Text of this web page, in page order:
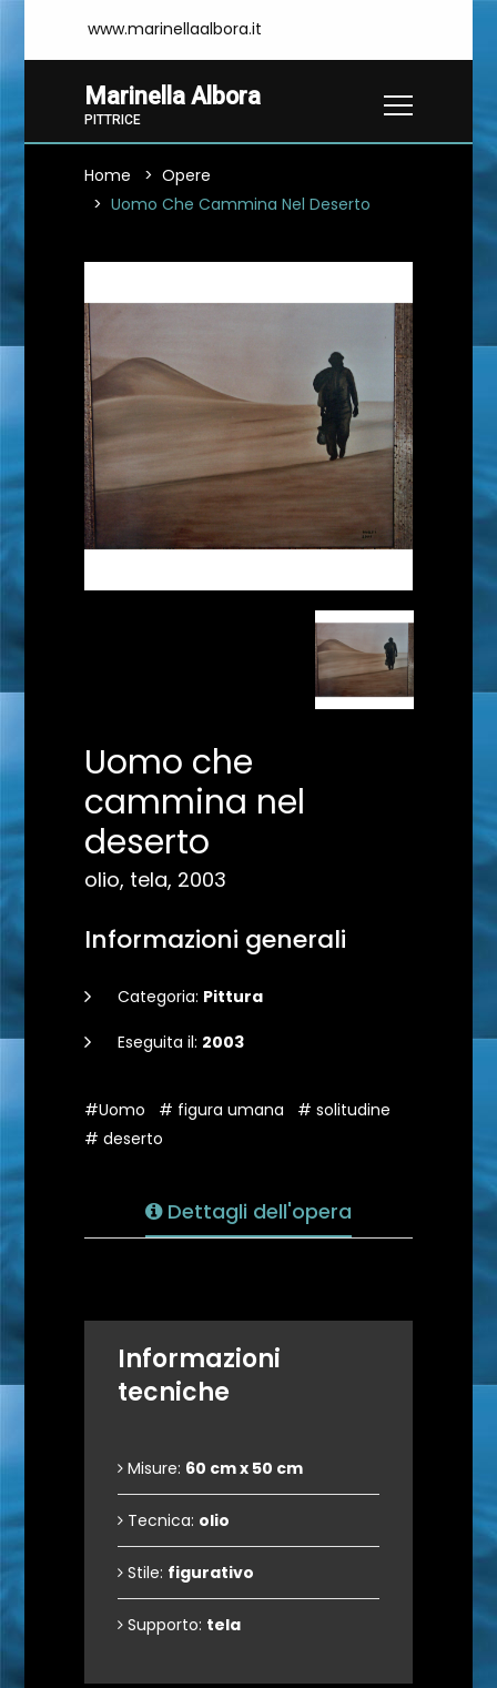
www.marinellaalbora.it
Marinella Albora
PITTRICE
Home
Opere
Uomo Che Cammina Nel Deserto
Uomo che
cammina nel
deserto
olio, tela, 2003
Informazioni generali
Categoria: Pittura
Eseguita il: 2003
#Uomo # figura umana
# solitudine
# deserto
Dettagli dell'opera
Informazioni
tecniche
Misure: 60 cm x 50 cm
Tecnica: olio
Stile: figurativo
Supporto: tela